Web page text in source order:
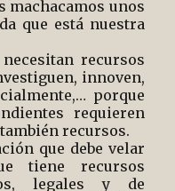
machacamos unos
que está nuestra
recursos
innoven,
porque
requieren
recursos.
que debe velar
tiene recursos
legales y de